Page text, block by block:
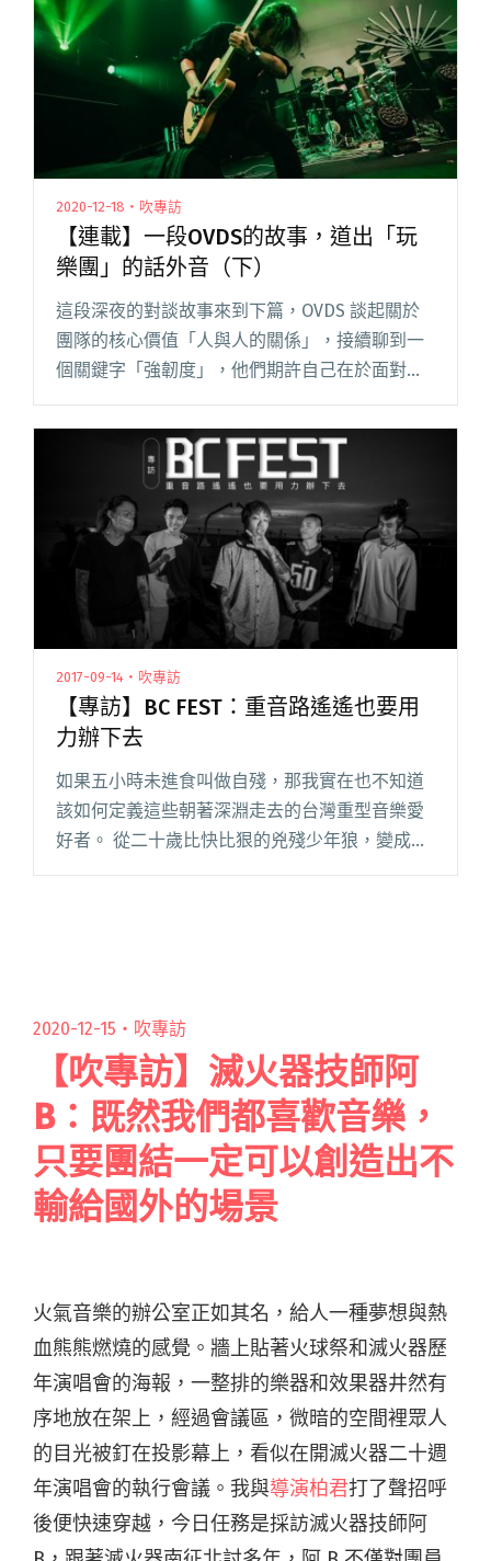
2020-12-18・吹專訪
【連載】一段OVDS的故事，道出「玩
樂團」的話外音（下）
這段深夜的對談故事來到下篇，OVDS 談起關於
團隊的核心價值「人與人的關係」，接續聊到一
個關鍵字「強韌度」，他們期許自己在於面對俗
務時仍能堅持自己的核心價值。呼應了這次暌違
多年釋出的專輯《黑的韌性》，也談到主唱楊孝
君他想要做像林強這樣義無反閱讀全文 "【連
載】一段OVDS的故事，道出「玩樂團」的話外音
（下）"
2017-09-14・吹專訪
【專訪】BC FEST：重音路遙遙也要用
力辦下去
如果五小時未進食叫做自殘，那我實在也不知道
該如何定義這些朝著深淵走去的台灣重型音樂愛
好者。 從二十歲比快比狠的兇殘少年狼，變成在
2020-12-15・ 吹專訪
【吹專訪】滅火器技師阿
B：既然我們都喜歡音樂，
只要團結一定可以創造出不
輸給國外的場景
火氣音樂的辦公室正如其名，給人一種夢想與熱
血熊熊燃燒的感覺。牆上貼著火球祭和滅火器歷
年演唱會的海報，一整排的樂器和效果器井然有
序地放在架上，經過會議區，微暗的空間裡眾人
的目光被釘在投影幕上，看似在開滅火器二十週
年演唱會的執行會議。我與導演柏君打了聲招呼
後便快速穿越，今日任務是採訪滅火器技師阿